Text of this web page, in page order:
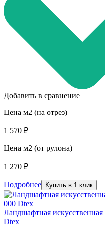
Добавить в сравнение
Цена м2 (на отрез)
1 570 ₽
Цена м2 (от рулона)
1 270 ₽
Подробнее Купить в 1 клик
Ландшафтная
Dtex